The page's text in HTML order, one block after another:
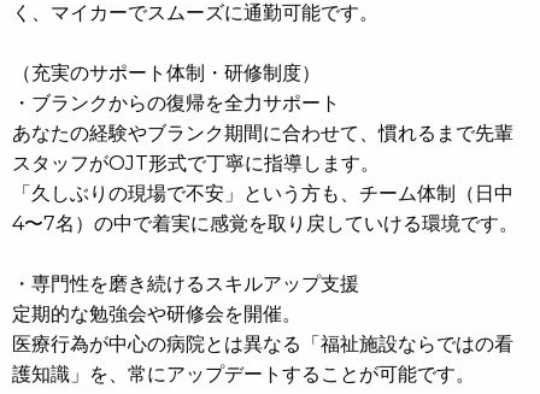
く、マイカーでスムーズに通勤可能です。
（充実のサポート体制・研修制度）
・ブランクからの復帰を全力サポート
あなたの経験やブランク期間に合わせて、慣れるまで先輩
スタッフがOJT形式で丁寧に指導します。
「久しぶりの現場で不安」という方も、チーム体制（日中
4〜7名）の中で着実に感覚を取り戻していける環境です。
・専門性を磨き続けるスキルアップ支援
定期的な勉強会や研修会を開催。
医療行為が中心の病院とは異なる「福祉施設ならではの看
護知識」を、常にアップデートすることが可能です。